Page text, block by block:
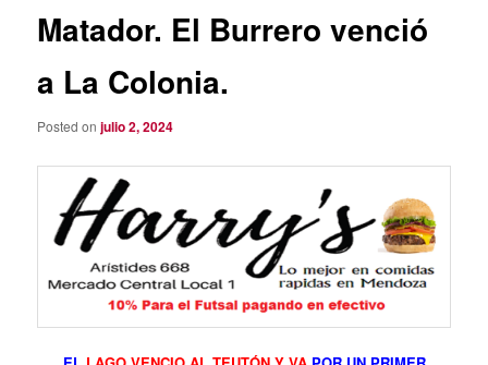
Matador. El Burrero venció
a La Colonia.
Posted onjulio 2, 2024